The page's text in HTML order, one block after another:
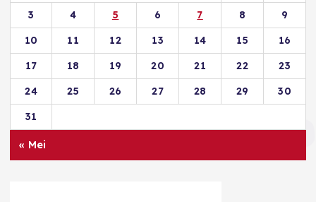
3
4 5 6 7 8
9
10
11 12 13 14 15
16
17
18 19 20 21 22
23
24
25 26 27 28 29
30
31
« Mei